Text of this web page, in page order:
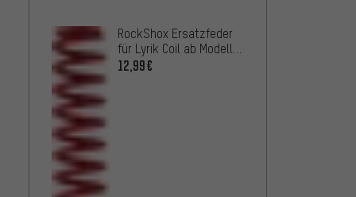
RockShox Ersatzfeder
für Lyrik Coil ab Modell
2010
12,99€